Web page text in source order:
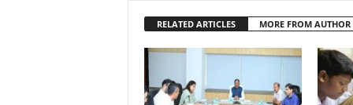
RELATED ARTICLES MORE FROM AUTHOR